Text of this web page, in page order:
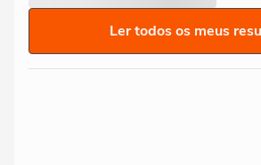
Ler todos os meus